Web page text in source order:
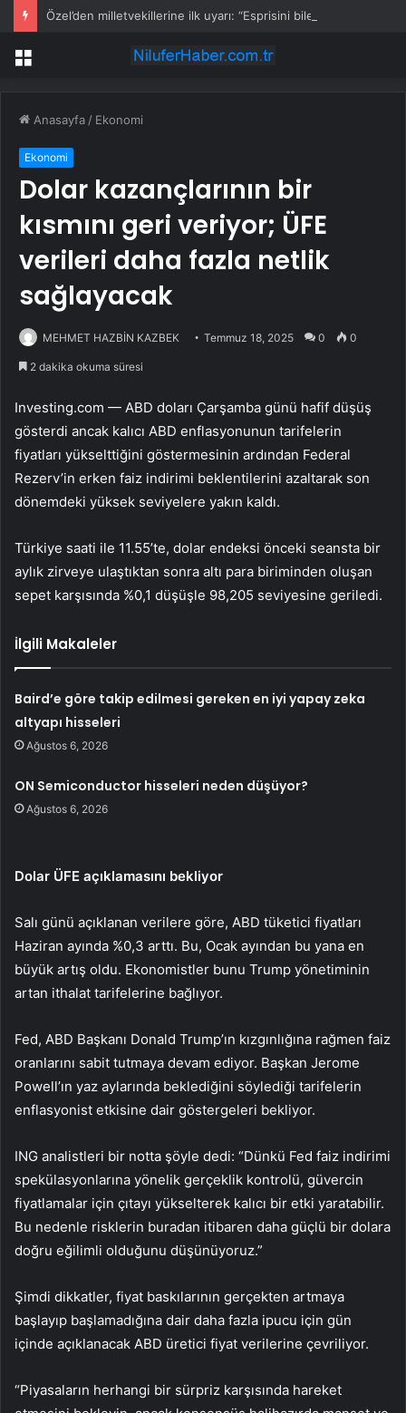
Menü
Anasayfa / Ekonomi
Ekonomi
Dolar kazançlarının bir
kısmını geri veriyor; ÜFE
verileri daha fazla netlik
sağlayacak
MEHMET HAZBİN KAZBEK Temmuz 18, 2025 0 0
2 dakika okuma süresi
Investing.com — ABD doları Çarşamba günü hafif düşüş
gösterdi ancak kalıcı ABD enflasyonunun tarifelerin
fiyatları yükselttiğini göstermesinin ardından Federal
Rezerv’in erken faiz indirimi beklentilerini azaltarak son
dönemdeki yüksek seviyelere yakın kaldı.
Türkiye saati ile 11.55’te, dolar endeksi önceki seansta bir
aylık zirveye ulaştıktan sonra altı para biriminden oluşan
sepet karşısında %0,1 düşüşle 98,205 seviyesine geriledi.
İlgili Makaleler
Baird’e göre takip edilmesi gereken en iyi yapay zeka
altyapı hisseleri
Ağustos 6, 2026
ON Semiconductor hisseleri neden düşüyor?
Ağustos 6, 2026
Dolar ÜFE açıklamasını bekliyor
Salı günü açıklanan verilere göre, ABD tüketici fiyatları
Haziran ayında %0,3 arttı. Bu, Ocak ayından bu yana en
büyük artış oldu. Ekonomistler bunu Trump yönetiminin
artan ithalat tarifelerine bağlıyor.
Fed, ABD Başkanı Donald Trump’ın kızgınlığına rağmen faiz
oranlarını sabit tutmaya devam ediyor. Başkan Jerome
Powell’ın yaz aylarında beklediğini söylediği tarifelerin
enflasyonist etkisine dair göstergeleri bekliyor.
ING analistleri bir notta şöyle dedi: “Dünkü Fed faiz indirimi
spekülasyonlarına yönelik gerçeklik kontrolü, güvercin
fiyatlamalar için çıtayı yükselterek kalıcı bir etki yaratabilir.
Bu nedenle risklerin buradan itibaren daha güçlü bir dolara
doğru eğilimli olduğunu düşünüyoruz.”
Şimdi dikkatler, fiyat baskılarının gerçekten artmaya
başlayıp başlamadığına dair daha fazla ipucu için gün
içinde açıklanacak ABD üretici fiyat verilerine çevriliyor.
“Piyasaların herhangi bir sürpriz karşısında hareket